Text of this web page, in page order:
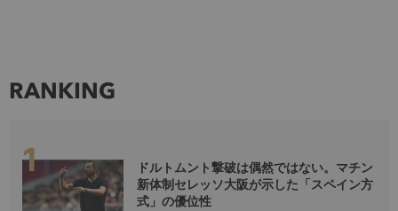
RANKING
ドルトムント撃破は偶然ではない。マチン
新体制セレッソ大阪が示した「スペイン方
式」の優位性